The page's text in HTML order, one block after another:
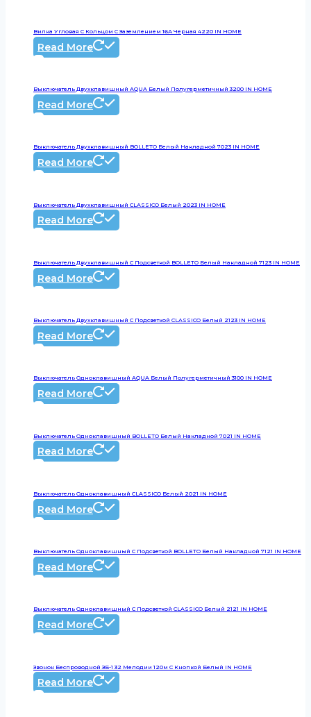
Вилка Угловая С Кольцом С Заземлением 16А Черная 4220 IN HOME
Read More
Выключатель Двухклавишный AQUA Белый Полугерметичный 3200 IN HOME
Read More
Выключатель Двухклавишный BOLLETO Белый Накладной 7023 IN HOME
Read More
Выключатель Двухклавишный CLASSICO Белый 2023 IN HOME
Read More
Выключатель Двухклавишный С Подсветкой BOLLETO Белый Накладной 7123 IN HOME
Read More
Выключатель Двухклавишный С Подсветкой CLASSICO Белый 2123 IN HOME
Read More
Выключатель Одноклавишный AQUA Белый Полугерметичный 3100 IN HOME
Read More
Выключатель Одноклавишный BOLLETO Белый Накладной 7021 IN HOME
Read More
Выключатель Одноклавишный CLASSICO Белый 2021 IN HOME
Read More
Выключатель Одноклавишный С Подсветкой BOLLETO Белый Накладной 7121 IN HOME
Read More
Выключатель Одноклавишный С Подсветкой CLASSICO Белый 2121 IN HOME
Read More
Звонок Беспроводной ЗБ-1 32 Мелодии 120м С Кнопкой Белый IN HOME
Read More